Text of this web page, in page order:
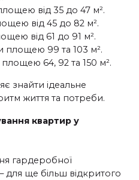
від 35 до 47 м².
від 45 до 82 м².
від 61 до 91 м².
площею 99 та 103 м².
площею 64, 92 та 150 м².
знайти ідеальне
життя та потреби.
квартир у
гардеробної
— для ще більш відкритого